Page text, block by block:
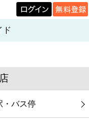
ド
・バス停